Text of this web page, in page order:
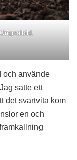
och använde
satte ett
det svartvita kom
en och